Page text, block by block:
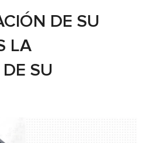
DE SU
LA
SU